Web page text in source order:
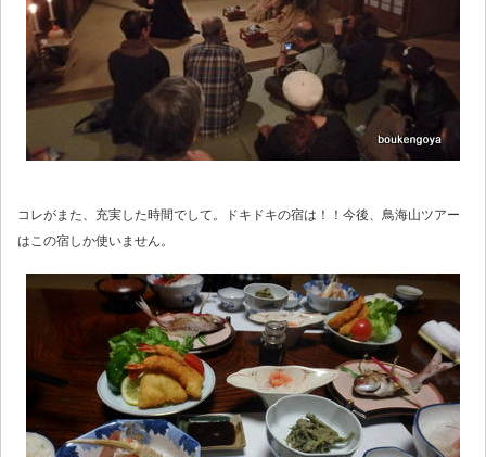
コレがまた、充実した時間でして。ドキドキの宿は！！今後、鳥海山ツアー
はこの宿しか使いません。